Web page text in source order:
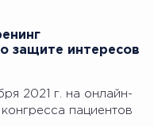
защите интересов
2021 г. на онлайн-
пациентов